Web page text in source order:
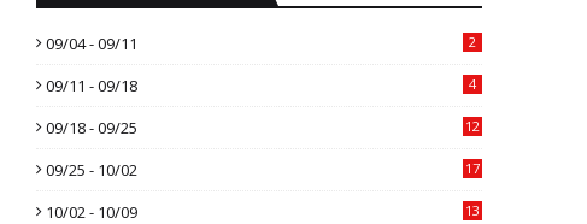
09/04 - 09/11 2
09/11 - 09/18 4
09/18 - 09/25 12
09/25 - 10/02 17
10/02 - 10/09 13